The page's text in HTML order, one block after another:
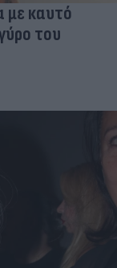
με καυτό
του